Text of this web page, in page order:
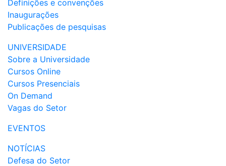
Definições e convenções
Inaugurações
Publicações de pesquisas
UNIVERSIDADE
Sobre a Universidade
Cursos Online
Cursos Presenciais
On Demand
Vagas do Setor
EVENTOS
NOTÍCIAS
Defesa do Setor